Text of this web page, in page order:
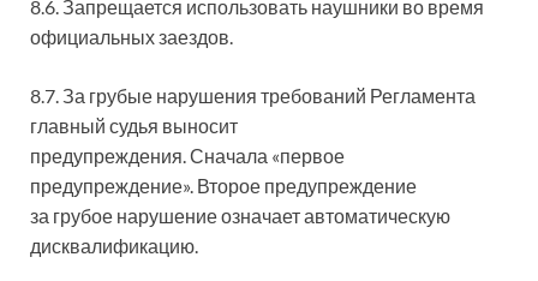
8.6. Запрещается использовать наушники во время
официальных заездов.
8.7. За грубые нарушения требований Регламента
главный судья выносит
предупреждения. Сначала «первое
предупреждение». Второе предупреждение
за грубое нарушение означает автоматическую
дисквалификацию.